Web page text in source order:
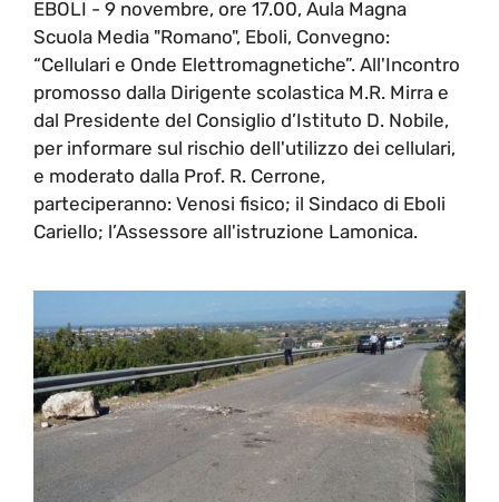
EBOLI - 9 novembre, ore 17.00, Aula Magna
Scuola Media "Romano", Eboli, Convegno:
“Cellulari e Onde Elettromagnetiche”. All'Incontro
promosso dalla Dirigente scolastica M.R. Mirra e
dal Presidente del Consiglio d’Istituto D. Nobile,
per informare sul rischio dell'utilizzo dei cellulari,
e moderato dalla Prof. R. Cerrone,
parteciperanno: Venosi fisico; il Sindaco di Eboli
Cariello; l’Assessore all'istruzione Lamonica.